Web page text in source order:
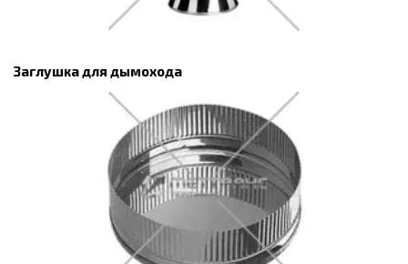
Заглушка для дымохода